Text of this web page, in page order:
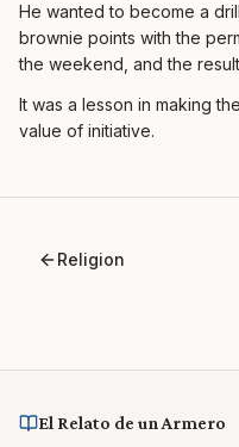
He wanted to become a
brownie points with the
the weekend, and the
It was a lesson in making
value of initiative.
Religion
El Relato de un Armero